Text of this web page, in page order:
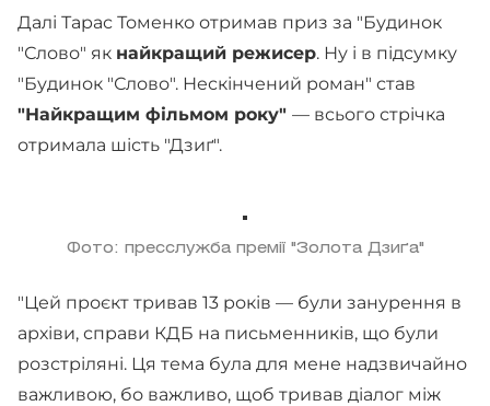
Далі Тарас Томенко отримав приз за "Будинок
"Слово" як найкращий режисер. Ну і в підсумку
"Будинок "Слово". Нескінчений роман" став
"Найкращим фільмом року" — всього стрічка
отримала шість "Дзиґ".
Фото: пресслужба премії "Золота Дзиґа"
"Цей проєкт тривав 13 років — були занурення в
архіви, справи КДБ на письменників, що були
розстріляні. Ця тема була для мене надзвичайно
важливою, бо важливо, щоб тривав діалог між